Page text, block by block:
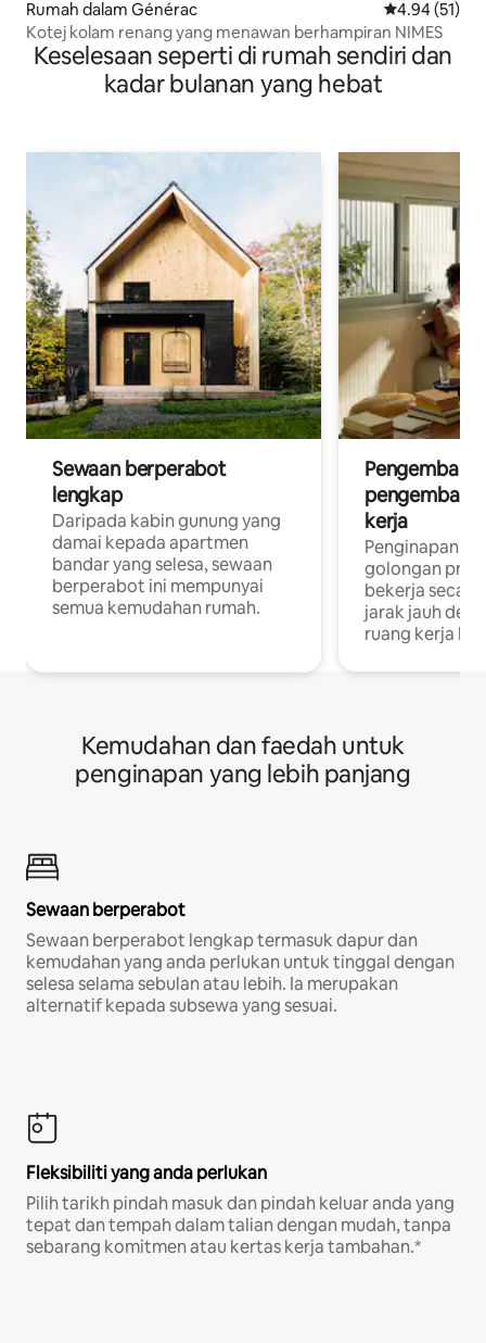
Rumah dalam Générac Penarafan
4.94 (51)
Kotej kolam renang yang menawan berhampiran NIMES
Keselesaan seperti di rumah sendiri dan
kadar bulanan yang hebat
Sewaan berperabot
lengkap
Daripada kabin gunung yang
damai kepada apartmen
bandar yang selesa, sewaan
berperabot ini mempunyai
semua kemudahan rumah.
Pengembara
pengembara
kerja
Penginapan
golongan
bekerja
jarak jauh
ruang kerja
Kemudahan dan faedah untuk
penginapan yang lebih panjang
Sewaan berperabot
Sewaan berperabot lengkap termasuk dapur dan
kemudahan yang anda perlukan untuk tinggal dengan
selesa selama sebulan atau lebih. Ia merupakan
alternatif kepada subsewa yang sesuai.
Fleksibiliti yang anda perlukan
Pilih tarikh pindah masuk dan pindah keluar anda yang
tepat dan tempah dalam talian dengan mudah, tanpa
sebarang komitmen atau kertas kerja tambahan.*